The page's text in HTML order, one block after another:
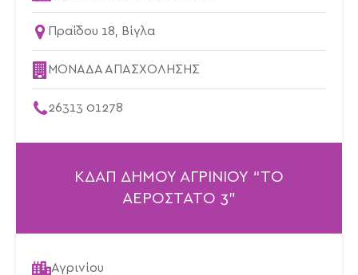
Πραΐδου 18, Βίγλα
ΜΟΝΑΔΑ ΑΠΑΣΧΟΛΗΣΗΣ
26313 01278
ΚΔΑΠ ΔΗΜΟΥ ΑΓΡΙΝΙΟΥ “ΤΟ
ΑΕΡΟΣΤΑΤΟ 3”
Αγρινίου